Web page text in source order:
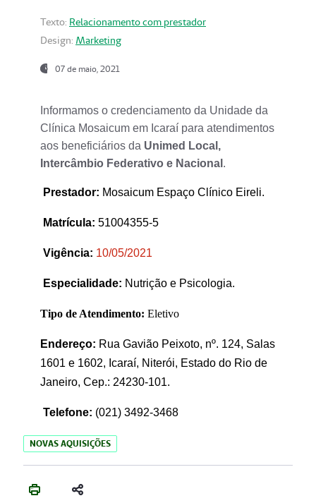
Texto: Relacionamento com prestador
Design: Marketing
07 de maio, 2021
Informamos o credenciamento da Unidade da
Clínica Mosaicum em Icaraí para atendimentos
aos beneficiários da Unimed Local,
Intercâmbio Federativo e Nacional .
Prestador: Mosaicum Espaço Clínico Eireli.
Matrícula: 51004355-5
Vigência: 10/05/2021
Especialidade: Nutrição e Psicologia.
Tipo de Atendimento: Eletivo
Endereço: Rua Gavião Peixoto, nº. 124, Salas
1601 e 1602, Icaraí, Niterói, Estado do Rio de
Janeiro, Cep.: 24230-101.
Telefone: (021) 3492-3468
NOVAS AQUISIÇÕES